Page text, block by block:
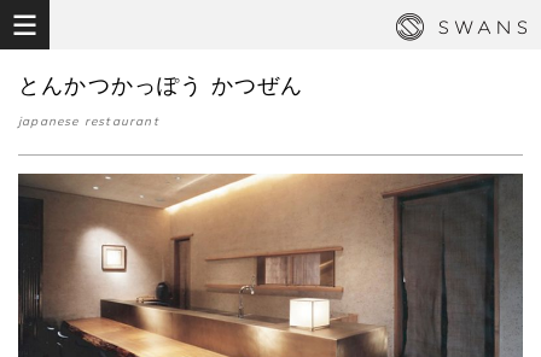
とんかつかっぽう かつぜん
japanese restaurant